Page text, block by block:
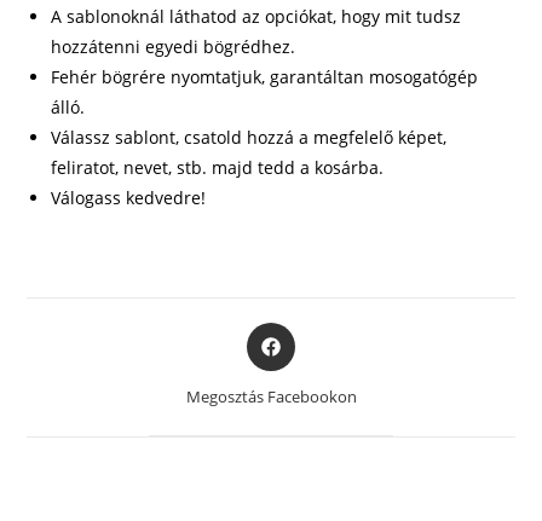
A sablonoknál láthatod az opciókat, hogy mit tudsz
hozzátenni egyedi bögrédhez.
Fehér bögrére nyomtatjuk, garantáltan mosogatógép
álló.
Válassz sablont, csatold hozzá a megfelelő képet,
feliratot, nevet, stb. majd tedd a kosárba.
Válogass kedvedre!
Opens
in
a
Megosztás Facebookon